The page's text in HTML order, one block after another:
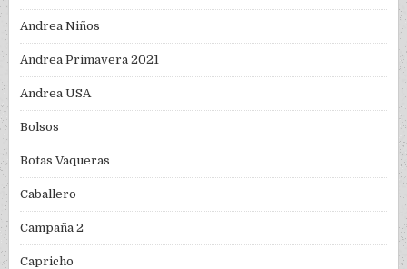
Andrea Niños
Andrea Primavera 2021
Andrea USA
Bolsos
Botas Vaqueras
Caballero
Campaña 2
Capricho